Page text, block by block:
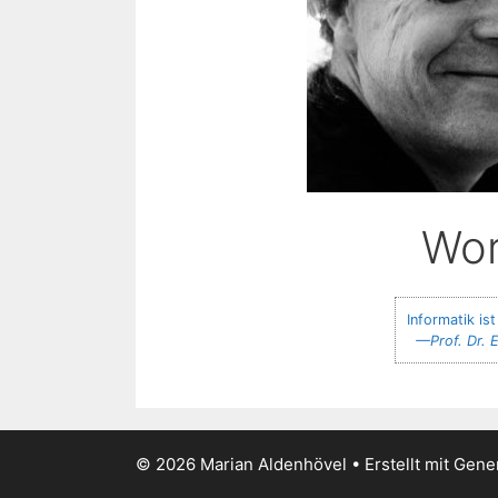
Informatik
Prof. Dr.
© 2026 Marian Aldenhövel • Erstellt mit